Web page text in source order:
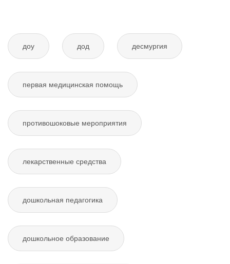
доу дод десмургия
первая медицинская помощь
противошоковые мероприятия
лекарственные средства
дошкольная педагогика
дошкольное образование